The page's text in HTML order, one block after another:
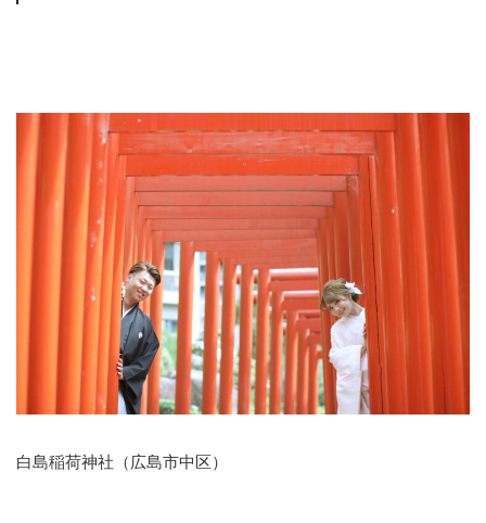
白島稲荷神社（広島市中区）